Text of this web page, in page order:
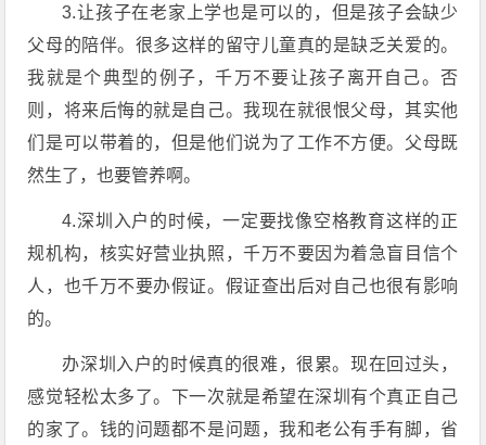
3.让孩子在老家上学也是可以的，但是孩子会缺少
父母的陪伴。很多这样的留守儿童真的是缺乏关爱的。
我就是个典型的例子，千万不要让孩子离开自己。否
则，将来后悔的就是自己。我现在就很恨父母，其实他
们是可以带着的，但是他们说为了工作不方便。父母既
然生了，也要管养啊。
4.深圳入户的时候，一定要找像空格教育这样的正
规机构，核实好营业执照，千万不要因为着急盲目信个
人，也千万不要办假证。假证查出后对自己也很有影响
的。
办深圳入户的时候真的很难，很累。现在回过头，
感觉轻松太多了。下一次就是希望在深圳有个真正自己
的家了。钱的问题都不是问题，我和老公有手有脚，省